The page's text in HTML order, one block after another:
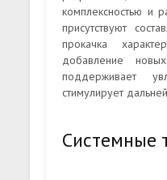
комплексностью и
присутствуют
прокачка
добавление
поддерживает
стимулирует
Системные